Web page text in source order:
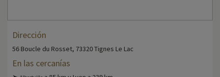
Dirección
56 Boucle du Rosset, 73320 Tignes Le Lac
En las cercanías